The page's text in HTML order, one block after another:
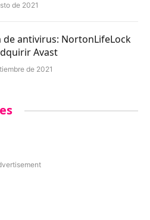
de 2021
de antivirus: NortonLifeLock
Avast
de 2021